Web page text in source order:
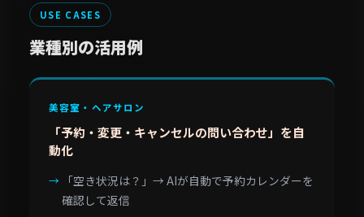
USE CASES
業種別の活用例
美容室・ヘアサロン
「予約・変更・キャンセルの問い合わせ」を自
動化
「空き状況は？」→ AIが自動で予約カレンダーを
確認して返信